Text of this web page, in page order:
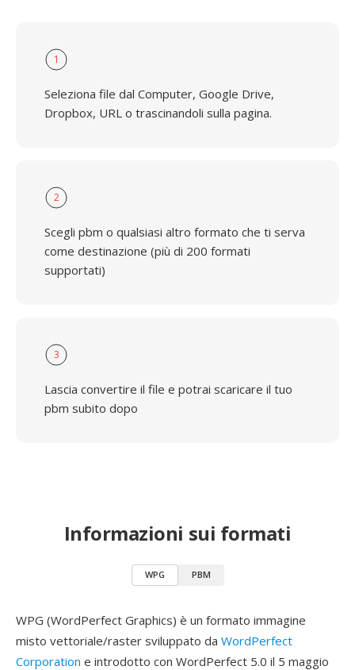
1
Seleziona file dal Computer, Google Drive,
Dropbox, URL o trascinandoli sulla pagina.
2
Scegli pbm o qualsiasi altro formato che ti serva
come destinazione (più di 200 formati
supportati)
3
Lascia convertire il file e potrai scaricare il tuo
pbm subito dopo
Informazioni sui formati
WPG PBM
WPG (WordPerfect Graphics) è un formato immagine
misto vettoriale/raster sviluppato da WordPerfect
Corporation e introdotto con WordPerfect 5.0 il 5 maggio